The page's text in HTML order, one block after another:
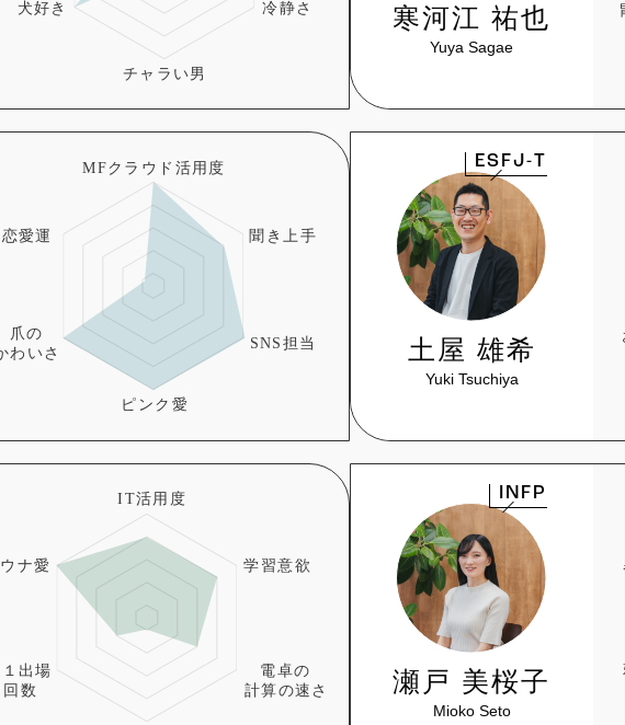
寒河江 祐也
Yuya Sagae
ESFJ-T
土屋 雄希
Yuki Tsuchiya
INFP
瀬戸 美桜子
Mioko Seto